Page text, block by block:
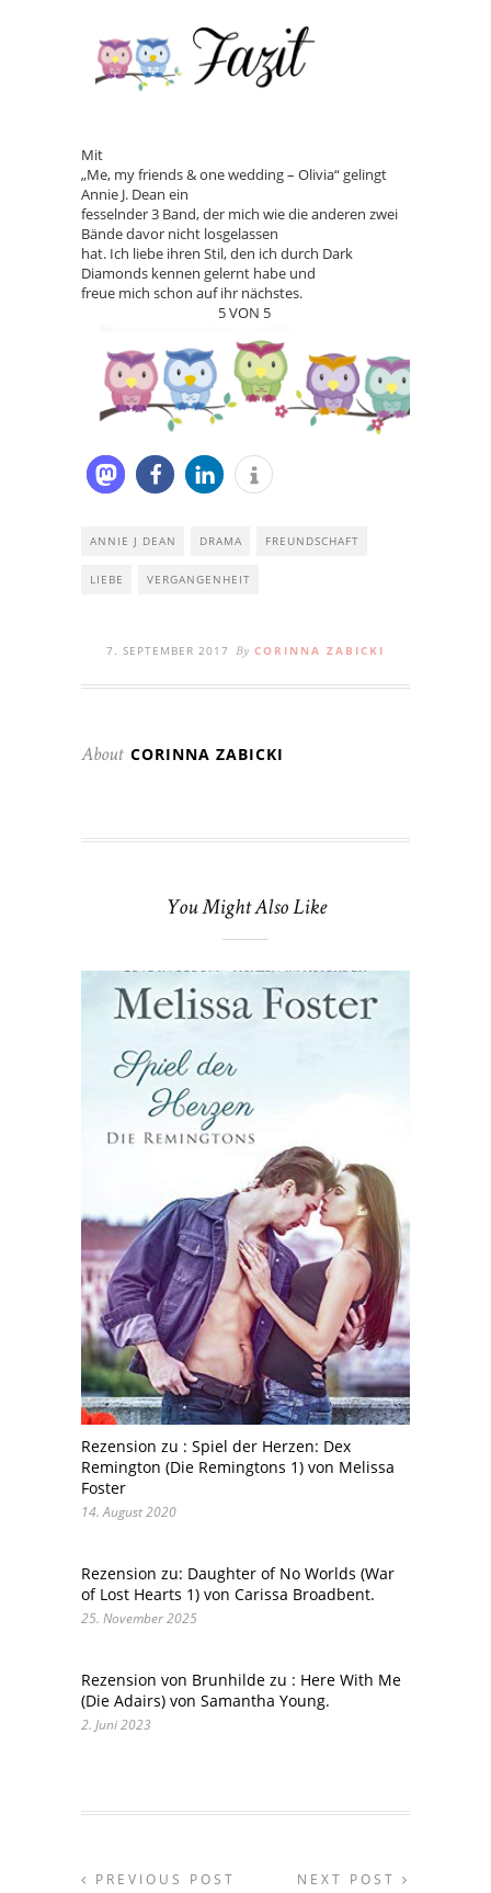
Mit
„Me, my friends & one wedding – Olivia“ gelingt
Annie J. Dean ein
fesselnder 3 Band, der mich wie die anderen zwei
Bände davor nicht losgelassen
hat. Ich liebe ihren Stil, den ich durch Dark
Diamonds kennen gelernt habe und
freue mich schon auf ihr nächstes.
5 VON 5
ANNIE J DEAN DRAMA FREUNDSCHAFT
LIEBE VERGANGENHEIT
7. SEPTEMBER 2017 By CORINNA ZABICKI
About CORINNA ZABICKI
You Might Also Like
Rezension zu : Spiel der Herzen: Dex
Remington (Die Remingtons 1) von Melissa
Foster
14. August 2020
Rezension zu: Daughter of No Worlds (War
of Lost Hearts 1) von Carissa Broadbent.
25. November 2025
Rezension von Brunhilde zu : Here With Me
(Die Adairs) von Samantha Young.
2. Juni 2023
PREVIOUS POST NEXT POST